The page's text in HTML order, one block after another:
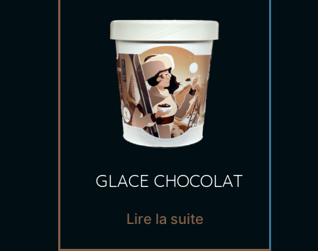
GLACE CHOCOLAT
Lire la suite